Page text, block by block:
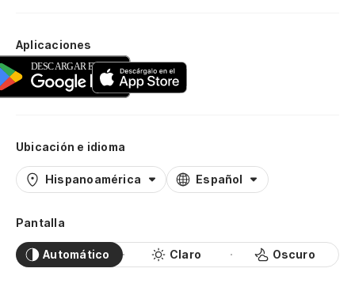
Aplicaciones
Ubicación e idioma
Hispanoamérica Español
Pantalla
Automático Claro Oscuro